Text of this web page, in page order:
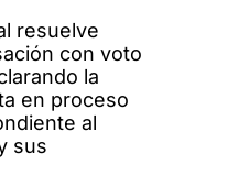
resuelve
con voto
la
en proceso
al
sus